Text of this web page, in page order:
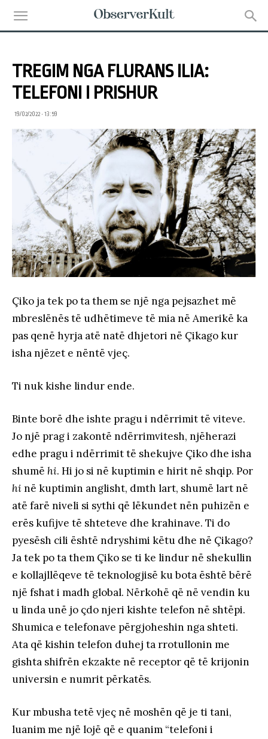
TREGIM NGA FLURANS ILIA:
TELEFONI I PRISHUR
19/02/2022 • 13:59
Çiko ja tek po ta them se një nga pejsazhet më
mbreslënës të udhëtimeve të mia në Amerikë ka
pas qenë hyrja atë natë dhjetori në Çikago kur
isha njëzet e nëntë vjeç.
Ti nuk kishe lindur ende.
Binte borë dhe ishte pragu i ndërrimit të viteve.
Jo një prag i zakontë ndërrimvitesh, njëherazi
edhe pragu i ndërrimit të shekujve Çiko dhe isha
shumë hi. Hi jo si në kuptimin e hirit në shqip. Por
hi në kuptimin anglisht, dmth lart, shumë lart në
atë farë niveli si sythi që lëkundet nën puhizën e
erës kufijve të shteteve dhe krahinave. Ti do
pyesësh cili është ndryshimi këtu dhe në Çikago?
Ja tek po ta them Çiko se ti ke lindur në shekullin
e kollajllëqeve të teknologjisë ku bota është bërë
një fshat i madh global. Nërkohë që në vendin ku
u linda unë jo çdo njeri kishte telefon në shtëpi.
Shumica e telefonave përgjoheshin nga shteti.
Ata që kishin telefon duhej ta rrotullonin me
gishta shifrën ekzakte në receptor që të krijonin
universin e numrit përkatës.
Kur mbusha tetë vjeç në moshën që je ti tani,
luanim me një lojë që e quanim “telefoni i